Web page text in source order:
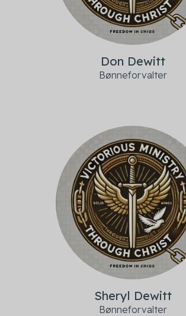
Don Dewitt
Bønneforvalter
Sheryl Dewitt
Bønneforvalter